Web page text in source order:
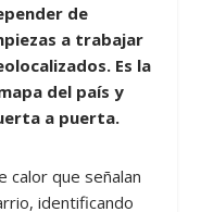
de
a trabajar
Es la
del país y
a puerta.
calor que señalan
identificando